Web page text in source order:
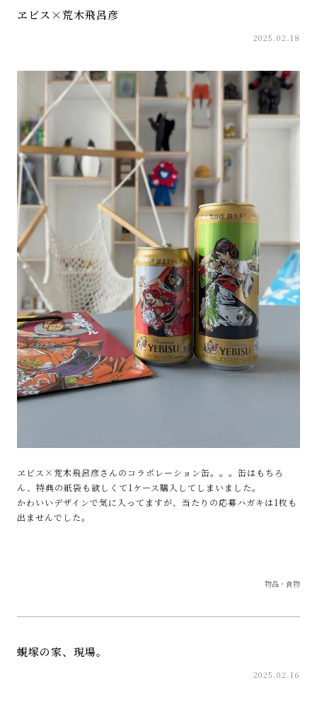
ヱビス×荒木飛呂彦
2025.02.18
ヱビス×荒木飛呂彦さんのコラボレーション缶。。。缶はもちろ
ん、特典の紙袋も欲しくて1ケース購入してしまいました。
かわいいデザインで気に入ってますが、当たりの応募ハガキは1枚も
出ませんでした。
物品・食物
蜆塚の家、現場。
2025.02.16